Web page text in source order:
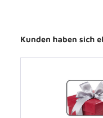
Kunden haben sich